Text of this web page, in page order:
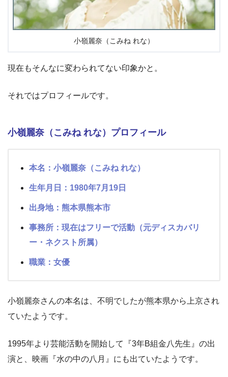
小嶺麗奈（こみね れな）
現在もそんなに変わられてない印象かと。
それではプロフィールです。
小嶺麗奈（こみね れな）プロフィール
本名：小嶺麗奈（こみね れな）
生年月日：1980年7月19日
出身地：熊本県熊本市
事務所：現在はフリーで活動（元ディスカバリ
ー・ネクスト所属）
職業：女優
小嶺麗奈さんの本名は、不明でしたが熊本県から上京され
ていたようです。
1995年より芸能活動を開始して『3年B組金八先生』の出
演と、映画『水の中の八月』にも出ていたようです。